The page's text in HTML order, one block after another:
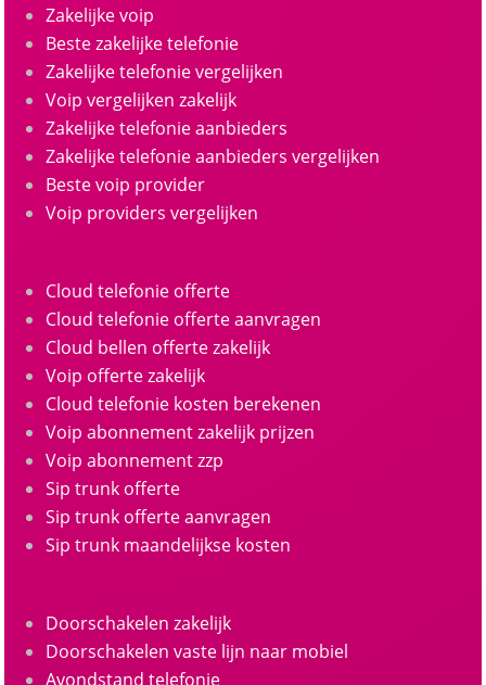
Zakelijke voip
Beste zakelijke telefonie
Zakelijke telefonie vergelijken
Voip vergelijken zakelijk
Zakelijke telefonie aanbieders
Zakelijke telefonie aanbieders vergelijken
Beste voip provider
Voip providers vergelijken
Cloud telefonie offerte
Cloud telefonie offerte aanvragen
Cloud bellen offerte zakelijk
Voip offerte zakelijk
Cloud telefonie kosten berekenen
Voip abonnement zakelijk prijzen
Voip abonnement zzp
Sip trunk offerte
Sip trunk offerte aanvragen
Sip trunk maandelijkse kosten
Doorschakelen zakelijk
Doorschakelen vaste lijn naar mobiel
Avondstand telefonie